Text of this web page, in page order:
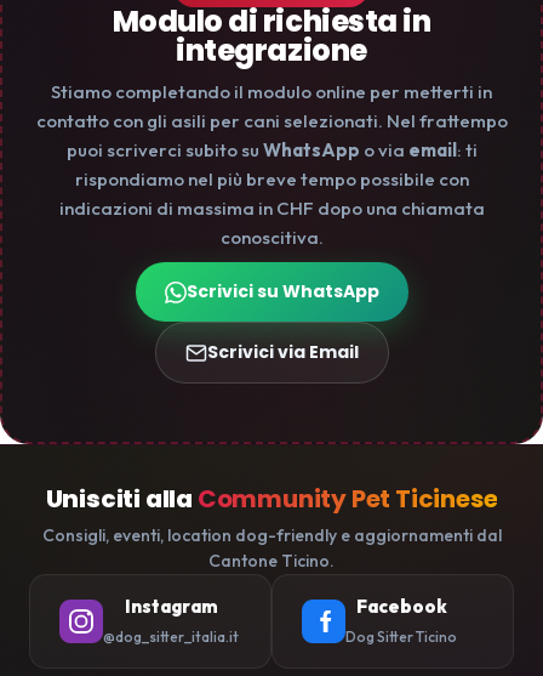
Modulo di richiesta in
integrazione
Stiamo completando il modulo online per metterti in
contatto con gli asili per cani selezionati. Nel frattempo
puoi scriverci subito su WhatsApp o via email: ti
rispondiamo nel più breve tempo possibile con
indicazioni di massima in CHF dopo una chiamata
conoscitiva.
Scrivici su WhatsApp
Scrivici via Email
Unisciti alla Community Pet Ticinese
Consigli, eventi, location dog-friendly e aggiornamenti dal
Cantone Ticino.
Instagram
@dog_sitter_italia.it
Facebook
Dog Sitter Ticino